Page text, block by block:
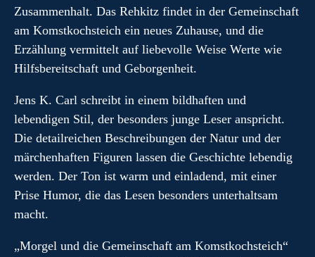
Zusammenhalt. Das Rehkitz findet in der Gemeinschaft
am Komstkochsteich ein neues Zuhause, und die
Erzählung vermittelt auf liebevolle Weise Werte wie
Hilfsbereitschaft und Geborgenheit.
Jens K. Carl schreibt in einem bildhaften und
lebendigen Stil, der besonders junge Leser anspricht.
Die detailreichen Beschreibungen der Natur und der
märchenhaften Figuren lassen die Geschichte lebendig
werden. Der Ton ist warm und einladend, mit einer
Prise Humor, die das Lesen besonders unterhaltsam
macht.
„Morgel und die Gemeinschaft am Komstkochsteich“